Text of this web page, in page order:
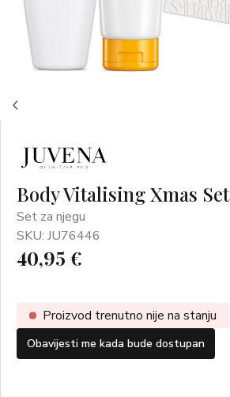
Body Vitalising Xmas Set
Set za njegu
SKU: JU76446
40,95 €
Proizvod trenutno nije na stanju
Obavijesti me kada bude dostupan